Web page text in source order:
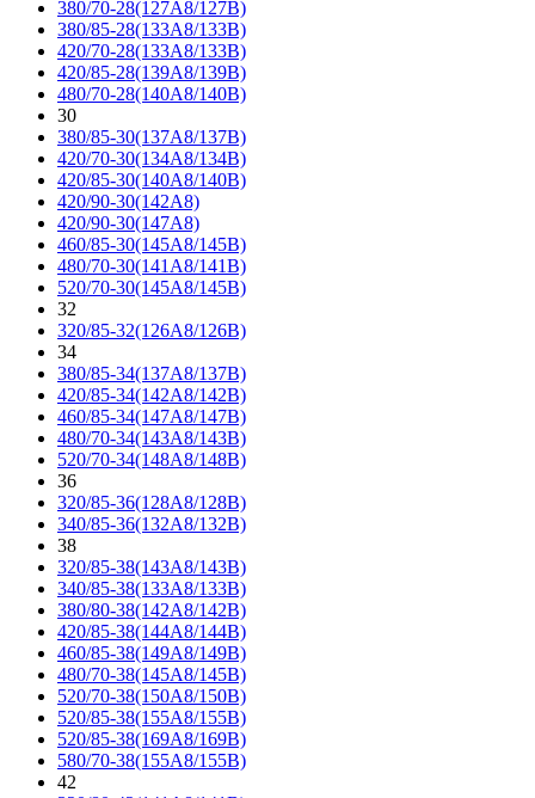
380/70-28(127A8/127B)
380/85-28(133A8/133B)
420/70-28(133A8/133B)
420/85-28(139A8/139B)
480/70-28(140A8/140B)
30
380/85-30(137A8/137B)
420/70-30(134A8/134B)
420/85-30(140A8/140B)
420/90-30(142A8)
420/90-30(147A8)
460/85-30(145A8/145B)
480/70-30(141A8/141B)
520/70-30(145A8/145B)
32
320/85-32(126A8/126B)
34
380/85-34(137A8/137B)
420/85-34(142A8/142B)
460/85-34(147A8/147B)
480/70-34(143A8/143B)
520/70-34(148A8/148B)
36
320/85-36(128A8/128B)
340/85-36(132A8/132B)
38
320/85-38(143A8/143B)
340/85-38(133A8/133B)
380/80-38(142A8/142B)
420/85-38(144A8/144B)
460/85-38(149A8/149B)
480/70-38(145A8/145B)
520/70-38(150A8/150B)
520/85-38(155A8/155B)
520/85-38(169A8/169B)
580/70-38(155A8/155B)
42